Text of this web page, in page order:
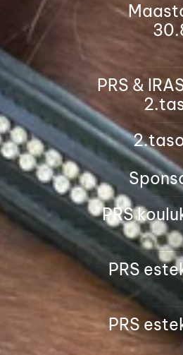
PRS &
PRS
PRS
PRS